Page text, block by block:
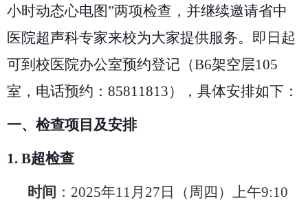
小时动态心电图”两项检查，并继续邀请省中
医院超声科专家来校为大家提供服务。即日起
可到校医院办公室预约登记（B6架空层105
室，电话预约： 85811813），具体安排如下：
一、 检查项目及安排
1. B超检查
时间 ： 2025年11月 27 日（周四）上午9:10